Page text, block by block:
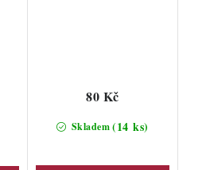
Skladem(14 ks)
80 Kč